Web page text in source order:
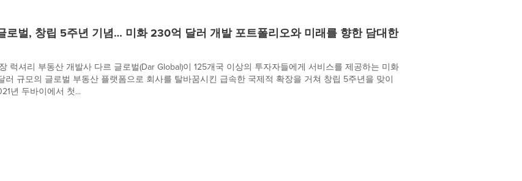
로벌, 창립 5주년 기념… 미화 230억 달러 개발 포트폴리오와 미래를 향한 담대한
럭셔리 부동산 개발사 다르 글로벌(Dar Global)이 125개국 이상의 투자자들에게 서비스를 제공하는 미화
러 규모의 글로벌 부동산 플랫폼으로 회사를 탈바꿈시킨 급속한 국제적 확장을 거쳐 창립 5주년을 맞이
년 두바이에서 첫...